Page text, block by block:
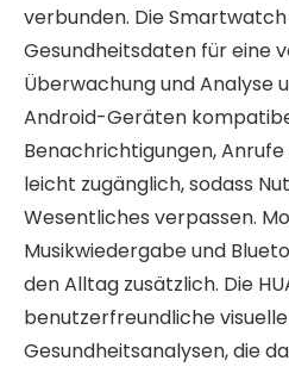
verbunden. Die
Gesundheitsdaten für eine
Überwachung und Analyse
Android-Geräten
Benachrichtigungen,
leicht zugänglich, sodass
Wesentliches verpassen.
Musikwiedergabe und
den Alltag zusätzlich. Die
benutzerfreundliche
Gesundheitsanalysen, die